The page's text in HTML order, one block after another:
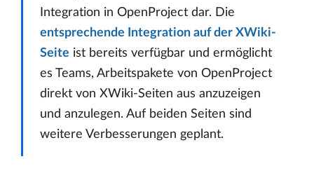
Integration in OpenProject dar. Die
entsprechende Integration auf der XWiki-
Seite ist bereits verfügbar und ermöglicht
es Teams, Arbeitspakete von OpenProject
direkt von XWiki-Seiten aus anzuzeigen
und anzulegen. Auf beiden Seiten sind
weitere Verbesserungen geplant.